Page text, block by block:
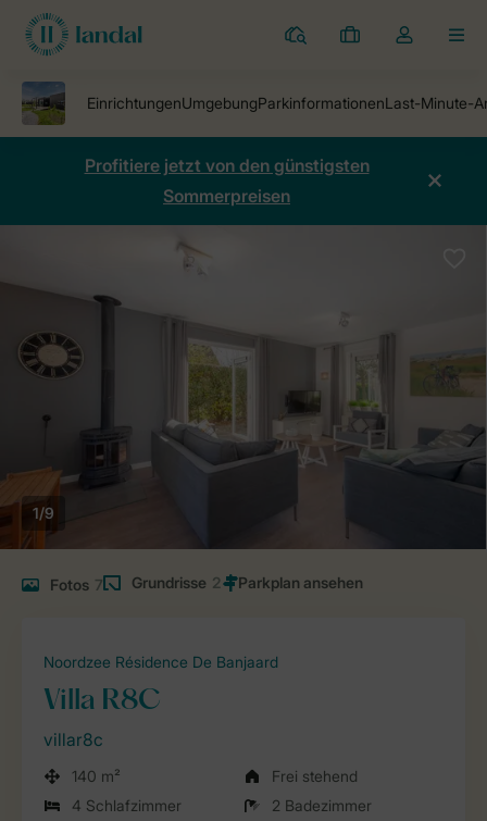
Ferienparks
Meine
Dropdown-
öffnen
Profitiere jetzt von den günstigsten
Sommerpreisen
1/9
Fotos 7 Grundrisse 2
Noordzee Résidence De Banjaard
Villa R8C
villar8c
140 m²
Frei stehend
4 Schlafzimmer
2 Badezimmer